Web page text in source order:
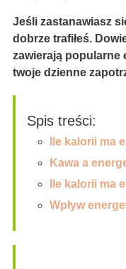
Jeśli zastanawiasz
dobrze trafiłeś.
zawierają popularne
twoje dzienne
Spis treści:
Ile kalorii ma
Kawa a
Ile kalorii ma
Wpływ